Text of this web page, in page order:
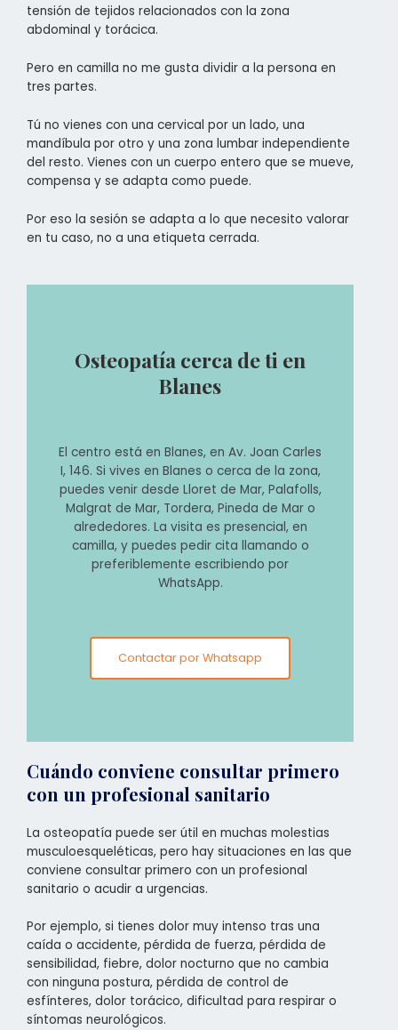
tensión de tejidos relacionados con la zona
abdominal y torácica.
Pero en camilla no me gusta dividir a la persona en
tres partes.
Tú no vienes con una cervical por un lado, una
mandíbula por otro y una zona lumbar independiente
del resto. Vienes con un cuerpo entero que se mueve,
compensa y se adapta como puede.
Por eso la sesión se adapta a lo que necesito valorar
en tu caso, no a una etiqueta cerrada.
Osteopatía cerca de ti en
Blanes
El centro está en Blanes, en Av. Joan Carles
I, 146. Si vives en Blanes o cerca de la zona,
puedes venir desde Lloret de Mar, Palafolls,
Malgrat de Mar, Tordera, Pineda de Mar o
alrededores. La visita es presencial, en
camilla, y puedes pedir cita llamando o
preferiblemente escribiendo por
WhatsApp.
Contactar por Whatsapp
Cuándo conviene consultar primero
con un profesional sanitario
La osteopatía puede ser útil en muchas molestias
musculoesqueléticas, pero hay situaciones en las que
conviene consultar primero con un profesional
sanitario o acudir a urgencias.
Por ejemplo, si tienes dolor muy intenso tras una
caída o accidente, pérdida de fuerza, pérdida de
sensibilidad, fiebre, dolor nocturno que no cambia
con ninguna postura, pérdida de control de
esfínteres, dolor torácico, dificultad para respirar o
síntomas neurológicos.